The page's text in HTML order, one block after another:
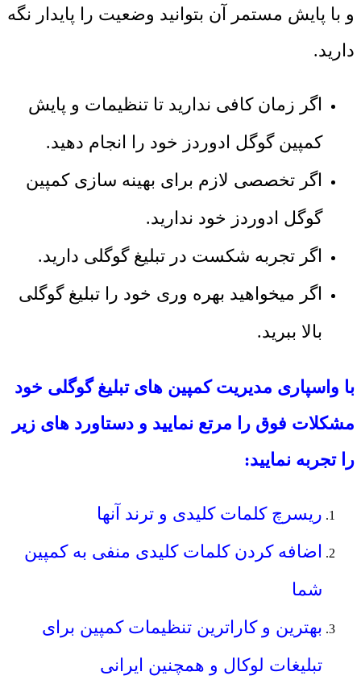
و با پایش مستمر آن بتوانید وضعیت را پایدار نگه
دارید.
اگر زمان کافی ندارید تا تنظیمات و پایش
کمپین گوگل ادوردز خود را انجام دهید.
اگر تخصصی لازم برای بهینه سازی کمپین
گوگل ادوردز خود ندارید.
اگر تجربه شکست در تبلیغ گوگلی دارید.
اگر میخواهید بهره وری خود را تبلیغ گوگلی
بالا ببرید.
با واسپاری مدیریت کمپین های تبلیغ گوگلی خود
مشکلات فوق را مرتع نمایید و دستاورد های زیر
را تجربه نمایید:
ریسرچ کلمات کلیدی و ترند آنها
اضافه کردن کلمات کلیدی منفی به کمپین
شما
بهترین و کاراترین تنظیمات کمپین برای
تبلیغات لوکال و همچنین ایرانی